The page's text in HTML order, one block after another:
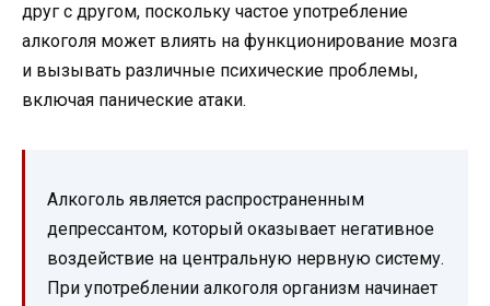
друг с другом, поскольку частое употребление
алкоголя может влиять на функционирование мозга
и вызывать различные психические проблемы,
включая панические атаки.
Алкоголь является распространенным
депрессантом, который оказывает негативное
воздействие на центральную нервную систему.
При употреблении алкоголя организм начинает